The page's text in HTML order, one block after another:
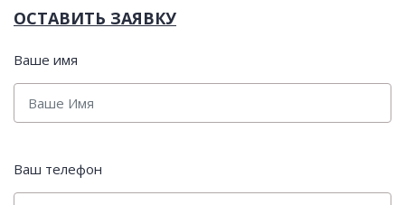
ОСТАВИТЬ ЗАЯВКУ
Ваше имя
Ваш телефон